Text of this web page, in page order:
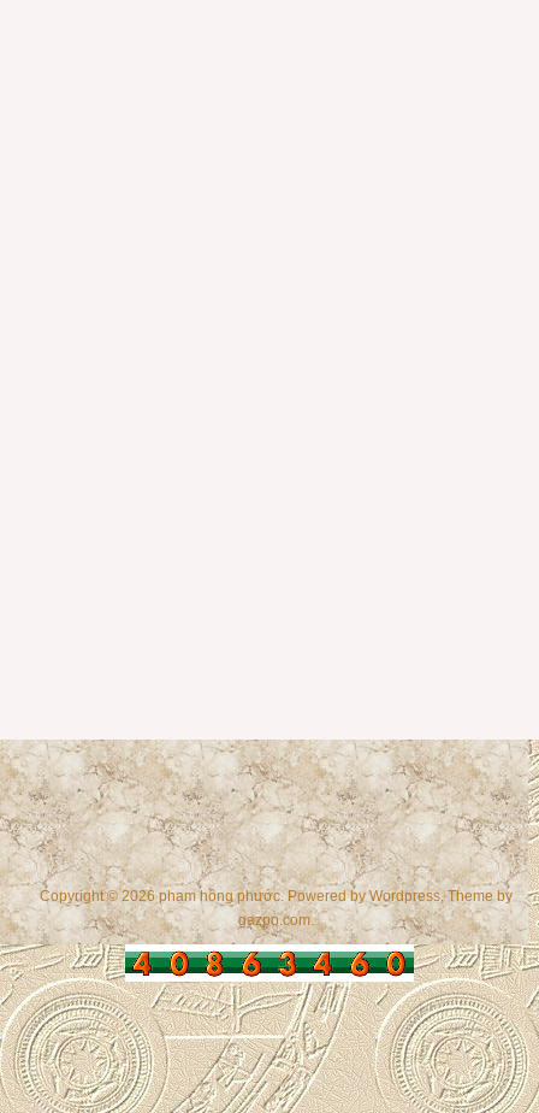
Copyright © 2026 phạm hồng phước. Powered byWordpress , Theme by
gazpo.com.